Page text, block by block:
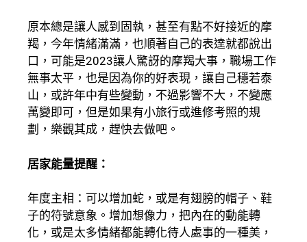
原本總是讓人感到固執，甚至有點不好接近的摩
羯，今年情緒滿滿，也順著自己的表達就都說出
口，可能是2023讓人驚訝的摩羯大事，職場工作
無事太平，也是因為你的好表現，讓自己穩若泰
山，或許年中有些變動，不過影響不大，不變應
萬變即可，但是如果有小旅行或進修考照的規
劃，樂觀其成，趕快去做吧。
居家能量提醒：
年度主相：可以增加蛇，或是有翅膀的帽子、鞋
子的符號意象。增加想像力，把內在的動能轉
化，或是太多情緒都能轉化待人處事的一種美，